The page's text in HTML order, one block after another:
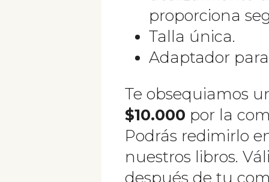
proporciona
Talla única.
Adaptador
Te obsequiamos
$10.000 por la
Podrás redimirlo
nuestros libros.
después de tu